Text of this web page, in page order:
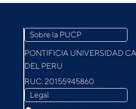
Sobre la PUCP
PONTIFICIA UNIVERSIDAD
DEL PERU
RUC: 20155945860
Legal